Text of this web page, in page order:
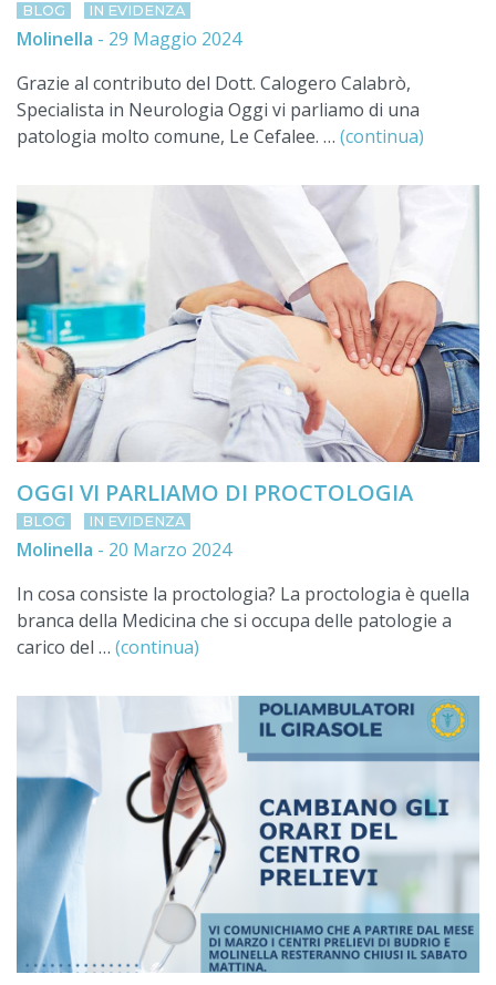
BLOG IN EVIDENZA
Molinella - 29 Maggio 2024
Grazie al contributo del Dott. Calogero Calabrò,
Specialista in Neurologia Oggi vi parliamo di una
patologia molto comune, Le Cefalee. … (continua)
OGGI VI PARLIAMO DI PROCTOLOGIA
BLOG IN EVIDENZA
Molinella - 20 Marzo 2024
In cosa consiste la proctologia? La proctologia è quella
branca della Medicina che si occupa delle patologie a
carico del … (continua)